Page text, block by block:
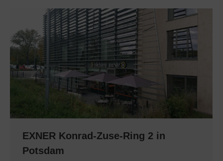
EXNER Konrad-Zuse-Ring 2 in
Potsdam